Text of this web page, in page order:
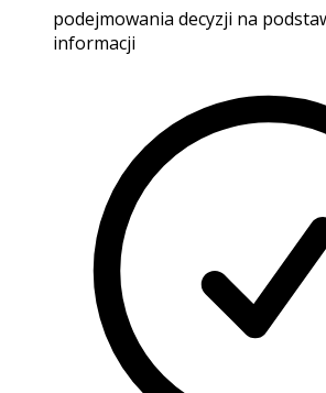
podejmowania decyzji na
informacji